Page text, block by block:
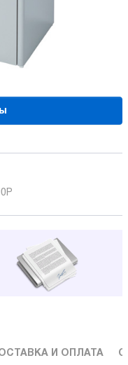
Р
И ОПЛАТА